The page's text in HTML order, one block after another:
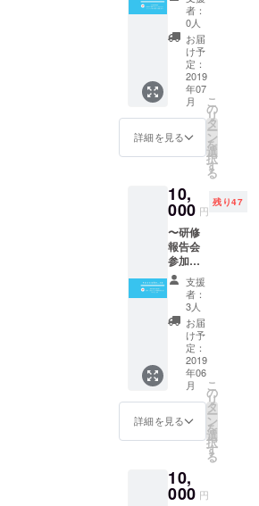
登校・
引きこ
もりの
プロ
フェッ
ショナ
ルを御
宅へ派
遣しま
す
者：
0人
お届
け予
定：
2019
年07
月
詳細を見る
こ
の
リ
タ
ー
ン
を
選
択
す
る
10,
000 円
残り47
〜研修
報告会
参加
権〜 留
学した
生徒に
よる研
修報告
会に招
待いた
しま
す。 ＊
都内近
郊にて
６月９
日に実
支援
者：
3人
お届
け予
定：
2019
年06
月
詳細を見る
こ
の
リ
タ
ー
ン
を
選
択
す
る
10,
000 円